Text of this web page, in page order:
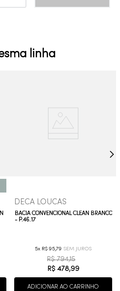
linha
DECA LOUCAS
BACIA CONVENCIONAL CLEAN BRANCO
- P.46.17
5 R$ 95,79
R$ 794,15
R$ 478,99
ADICIONAR AO CARRINHO